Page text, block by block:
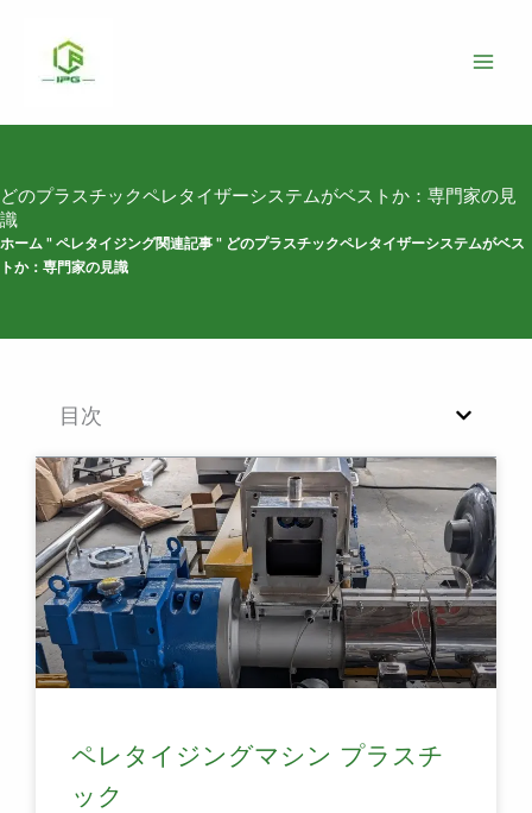
ツ
ス
キ
ッ
プ
どのプラスチックペレタイザーシステムがベストか：専門家の見
識
ホーム " ペレタイジング関連記事 " どのプラスチックペレタイザーシステムがベス
トか：専門家の見識
目次
ペレタイジングマシン プラスチ
ック